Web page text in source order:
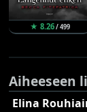
★ 8.26/ 499
Aiheeseen
Elina